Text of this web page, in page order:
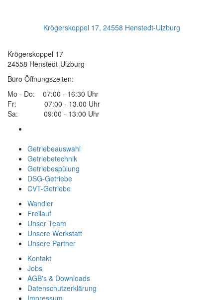
Krögerskoppel 17, 24558 Henstedt-Ulzburg
Krögerskoppel 17
24558 Henstedt-Ulzburg
Büro Öffnungszeiten:
Mo - Do: 07:00 - 16:30 Uhr
Fr: 07:00 - 13.00 Uhr
Sa: 09:00 - 13:00 Uhr
Getriebeauswahl
Getriebetechnik
Getriebespülung
DSG-Getriebe
CVT-Getriebe
Wandler
Freilauf
Unser Team
Unsere Werkstatt
Unsere Partner
Kontakt
Jobs
AGB's & Downloads
Datenschutzerklärung